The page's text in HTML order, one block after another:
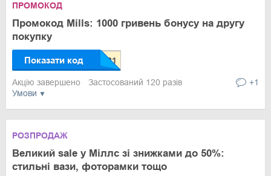
Умови
ПРОМОКОД
Промокод Mills: 1000 гривень бонусу на другу
покупку
Показати код
Акцію завершено Застосований 120 разів +1
РОЗПРОДАЖ
Великий sale у Міллс зі знижками до 50%:
стильні вази, фоторамки тощо